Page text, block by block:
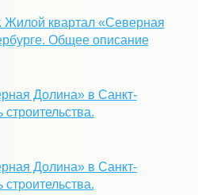
квартал «Северная
Общее описание
Долина» в Санкт-
Долина» в Санкт-